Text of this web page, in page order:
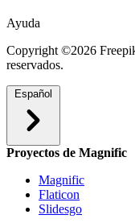
Ayuda
Copyright ©2026
reservados.
Español
Proyectos de Magnific
Magnific
Flaticon
Slidesgo